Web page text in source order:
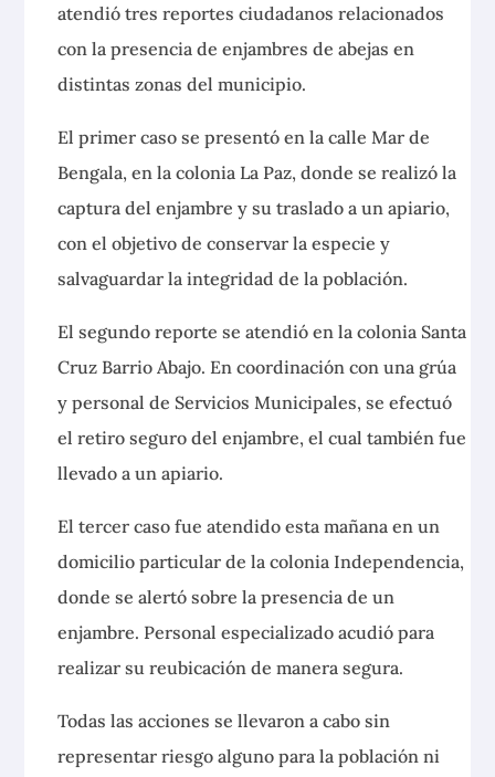
atendió tres reportes ciudadanos relacionados
con la presencia de enjambresde abejas en
distintas zonas del municipio.
El primer caso se presentó en la calle Mar de
Bengala, en la colonia La Paz, donde se realizó la
captura del enjambre y su traslado a un apiario,
con el objetivo de conservar la especie y
salvaguardar la integridad de la población.
El segundo reporte se atendió en la colonia Santa
Cruz Barrio Abajo. En coordinación con una grúa
y personal de Servicios Municipales, se efectuó
el retiro seguro del enjambre, el cual también fue
llevado a un apiario.
El tercer caso fue atendido esta mañana en un
domicilio particular de la colonia Independencia,
donde se alertó sobre la presencia de un
enjambre. Personal especializado acudió para
realizar su reubicación de manera segura.
Todas las acciones se llevaron a cabo sin
representar riesgo alguno para la población ni